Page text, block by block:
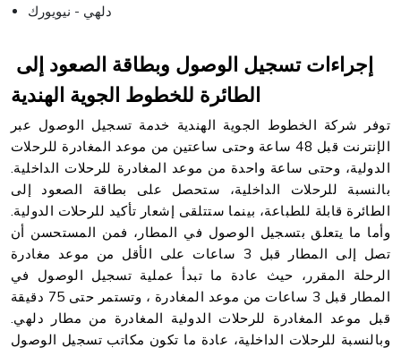
دلهي - نيويورك
الطائرة للخطوط الجوية الهندية
توفر شركة الخطوط الجوية الهندية خدمة تسجيل الوصول عبر
الإنترنت قبل 48 ساعة وحتى ساعتين من موعد المغادرة للرحلات
الدولية، وحتى ساعة واحدة من موعد المغادرة للرحلات الداخلية.
بالنسبة للرحلات الداخلية، ستحصل على بطاقة الصعود إلى
الطائرة قابلة للطباعة، بينما ستتلقى إشعار تأكيد للرحلات الدولية.
وأما ما يتعلق بتسجيل الوصول في المطار، فمن المستحسن أن
تصل إلى المطار قبل 3 ساعات على الأقل من موعد مغادرة
الرحلة المقرر، حيث عادة ما تبدأ عملية تسجيل الوصول في
المطار قبل 3 ساعات من موعد المغادرة ، وتستمر حتى 75 دقيقة
قبل موعد المغادرة للرحلات الدولية المغادرة من مطار دلهي.
وبالنسبة للرحلات الداخلية، عادة ما تكون مكاتب تسجيل الوصول